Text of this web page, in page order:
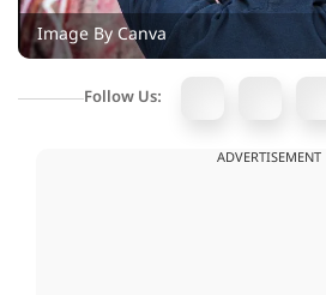
Image By Canva
Follow Us:
ADVERTISEMENT